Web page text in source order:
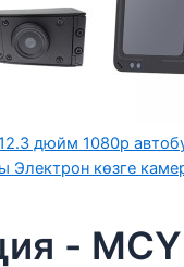
дюйм 1080p
Электрон көзге
- MCY